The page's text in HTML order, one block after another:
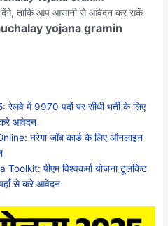
देंगे, ताकि आप आसानी से आवेदन कर सकें
yojana gramin
में 9970 पदों पर सीधी भर्ती के लिए
करे आवेदन
नरेगा जॉब कार्ड के लिए ऑनलाइन
पीएम विश्वकर्मा योजना टूलकिट
से करे आवेदन